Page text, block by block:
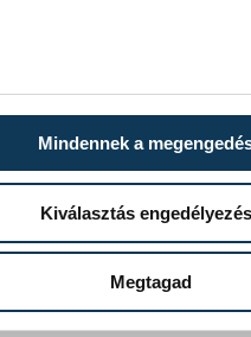
Mindennek a
Kiválasztás
Megtagad
a